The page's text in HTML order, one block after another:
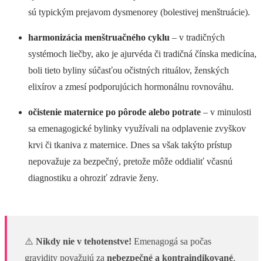
sú typickým prejavom dysmenorey (bolestivej menštruácie).
harmonizácia menštruačného cyklu – v tradičných
systémoch liečby, ako je ajurvéda či tradičná čínska medicína,
boli tieto byliny súčasťou očistných rituálov, ženských
elixírov a zmesí podporujúcich hormonálnu rovnováhu.
očistenie maternice po pôrode alebo potrate – v minulosti
sa emenagogické bylinky využívali na odplavenie zvyškov
krvi či tkaniva z maternice. Dnes sa však takýto prístup
nepovažuje za bezpečný, pretože môže oddialiť včasnú
diagnostiku a ohroziť zdravie ženy.
⚠️ Nikdy nie v tehotenstve! Emenagogá sa počas
gravidity považujú za nebezpečné a kontraindikované,